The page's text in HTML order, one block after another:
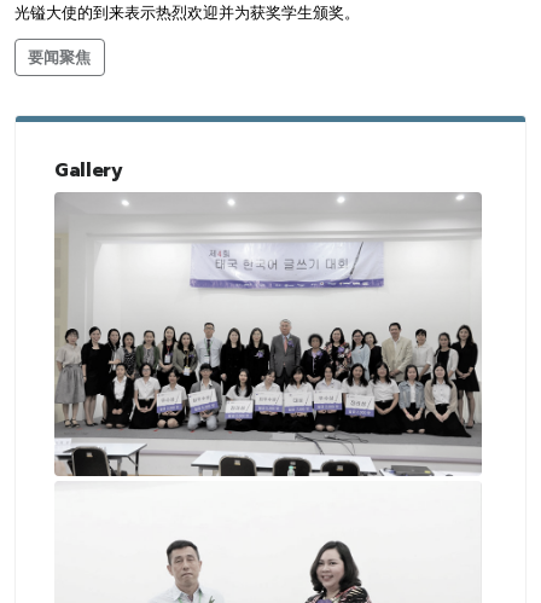
光镒大使的到来表示热烈欢迎并为获奖学生颁奖。
要闻聚焦
Gallery